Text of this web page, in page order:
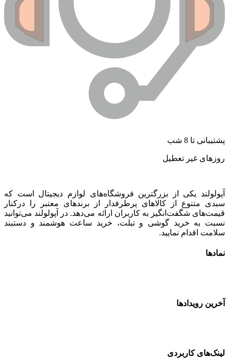
تا 8 شب
غیر تعطیل
یکی از بزرگترین فروشگاه‌های لوازم دیجیتال است که
متنوع از کالاهای پرطرفدار از برندهای معتبر را درکنار
شگفت‌انگیز به کاربران ارائه می‌دهد. در آپولولند می‌توانید
به خرید گوشی و تبلت، خرید ساعت هوشمند و دستبند
اقدام نمایید.
رویدادها
کاربردی